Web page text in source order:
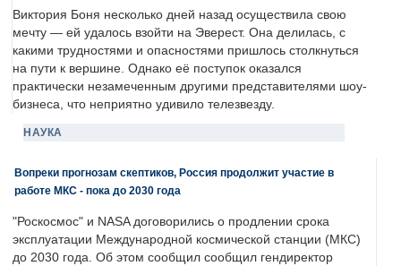
Виктория Боня несколько дней назад осуществила свою
мечту — ей удалось взойти на Эверест. Она делилась, с
какими трудностями и опасностями пришлось столкнуться
на пути к вершине. Однако её поступок оказался
практически незамеченным другими представителями шоу-
бизнеса, что неприятно удивило телезвезду.
НАУКА
Вопреки прогнозам скептиков, Россия продолжит участие в
работе МКС - пока до 2030 года
"Роскосмос" и NASA договорились о продлении срока
эксплуатации Международной космической станции (МКС)
до 2030 года. Об этом сообщил сообщил гендиректор